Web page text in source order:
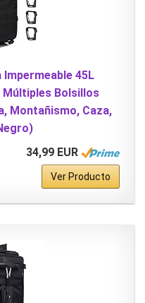
Impermeable 45L
Múltiples Bolsillos
Montañismo, Caza,
34,99 EUR
Ver Producto